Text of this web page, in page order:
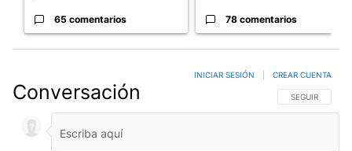
65 comentarios 78 comentarios
Conversación SIGA ESTA
SEGUIR
INICIAR SESIÓN CREAR CUENTA